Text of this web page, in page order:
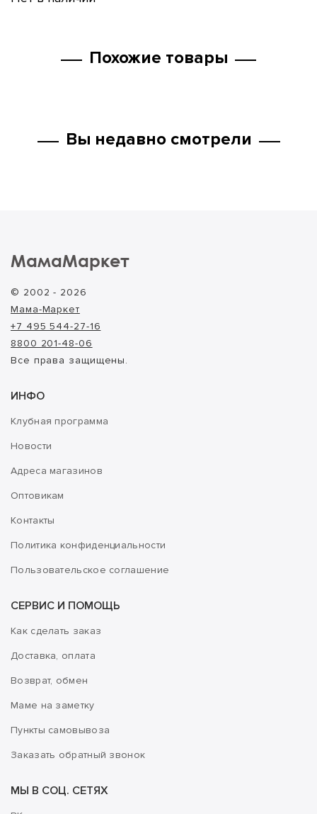
Похожие товары
Вы недавно смотрели
МамаМаркет
© 2002 - 2026
Мама-Маркет
+7 495 544-27-16
8800 201-48-06
Все права защищены.
ИНФО
Клубная программа
Новости
Адреса магазинов
Оптовикам
Контакты
Политика конфиденциальности
Пользовательское соглашение
СЕРВИС И ПОМОЩЬ
Как сделать заказ
Доставка, оплата
Возврат, обмен
Маме на заметку
Пункты самовывоза
Заказать обратный звонок
МЫ В СОЦ. СЕТЯХ